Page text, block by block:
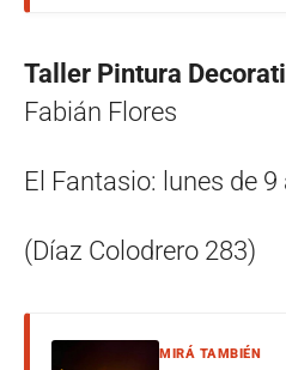
Taller Pintura
Fabián Flores
El Fantasio: lunes de 9
(Díaz Colodrero 283)
MIRÁ TAMBIÉN